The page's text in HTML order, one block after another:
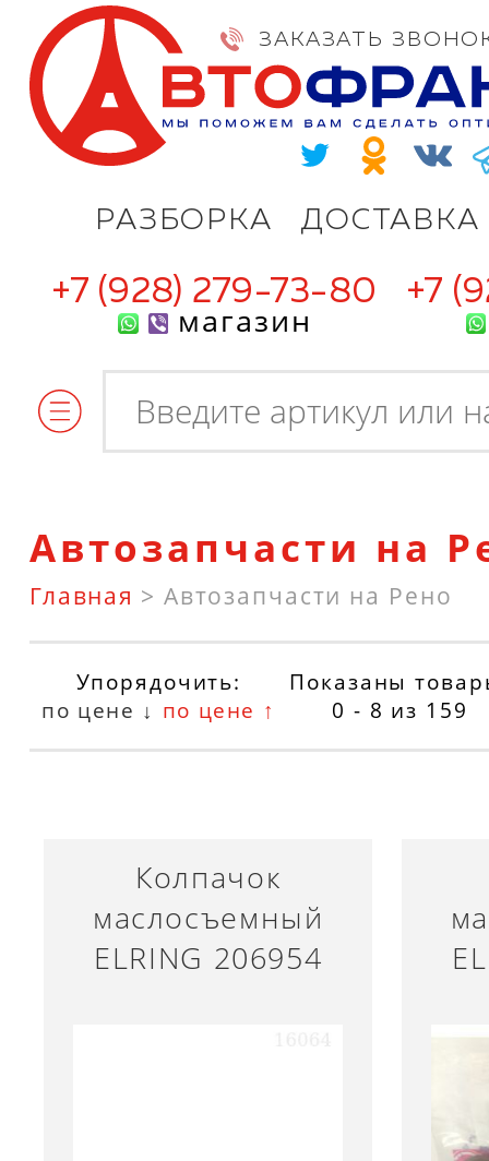
РАЗБОРКА ДОСТАВКА
ЗАКАЗАТЬ
+7 (928) 279-73-80
магазин
+7
Автозапчасти на
Главная > Автозапчасти на Рено
Упорядочить:
по цене ↓ по цене ↑
Показаны
0 - 8 из 159
Колпачок
маслосъемный
ELRING 206954